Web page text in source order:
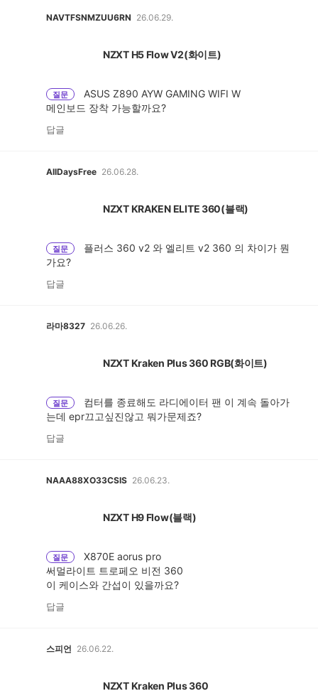
NAVTFSNMZUU6RN 26.06.29.
NZXT H5 Flow V2(화이트)
질문
ASUS Z890 AYW GAMING WIFI W
메인보드 장착 가능할까요?
답글
AllDaysFree 26.06.28.
NZXT KRAKEN ELITE 360(블랙)
질문
플러스 360 v2 와 엘리트 v2 360 의 차이가 뭔
가요?
답글
라마8327 26.06.26.
NZXT Kraken Plus 360 RGB(화이트)
질문
컴터를 종료해도 라디에이터 팬 이 계속 돌아가
는데 epr끄고싶진않고 뭐가문제죠?
답글
NAAA88XO33CSIS 26.06.23.
NZXT H9 Flow(블랙)
질문
X870E aorus pro
써멀라이트 트로페오 비전 360
이 케이스와 간섭이 있을까요?
답글
스피언 26.06.22.
NZXT Kraken Plus 360